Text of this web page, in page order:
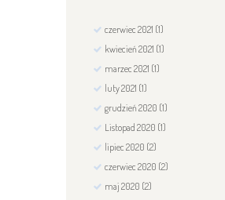
czerwiec2021 (1)
kwiecień2021 (1)
marzec2021 (1)
luty2021 (1)
grudzień2020 (1)
Listopad2020 (1)
lipiec2020 (2)
czerwiec2020 (2)
maj2020 (2)